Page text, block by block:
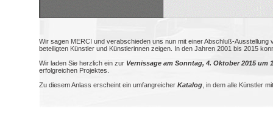
Wir sagen MERCI und verabschieden uns nun mit einer Abschluß-
beteiligten Künstler und Künstlerinnen zeigen. In den Jahren 2001 bis 2015
Wir laden Sie herzlich ein zur Vernissage am Sonntag, 4. Oktober 2015 um
erfolgreichen Projektes.
Zu diesem Anlass erscheint ein umfangreicher Katalog , in dem alle Künstler